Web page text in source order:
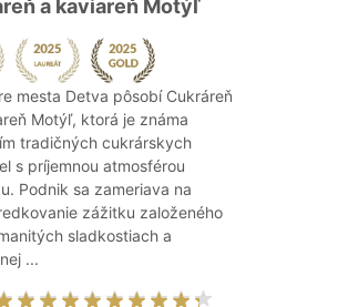
a kaviareň Motýľ
mesta Detva pôsobí Cukráreň
Motýľ, ktorá je známa
tradičných cukrárskych
s príjemnou atmosférou
Podnik sa zameriava na
zážitku založeného
sladkostiach a
...